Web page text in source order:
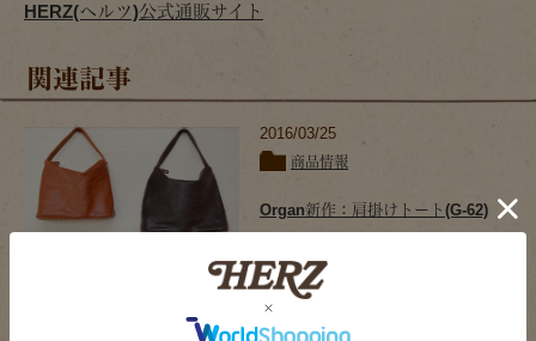
HERZ(ヘルツ)公式通販サイト
関連記事
2016/03/25
商品情報
Organ新作：肩掛けトート(G-62)
2016/05/27
商品情報